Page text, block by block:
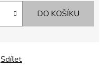
DO KOŠÍKU
Sdílet